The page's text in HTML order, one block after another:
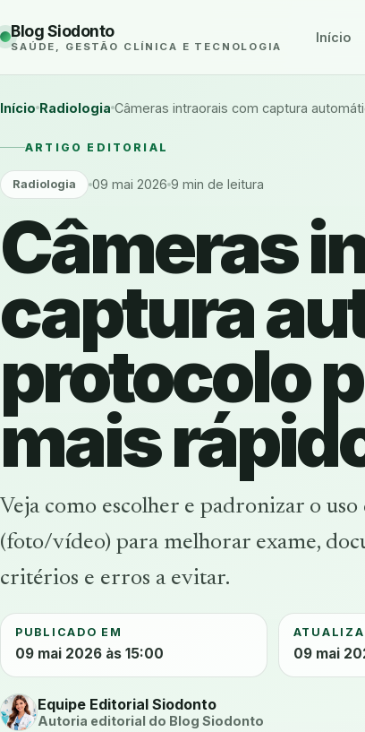
Blog Siodonto
SAÚDE, GESTÃO CLÍNICA E TECNOLOGIA
Início
Início Radiologia Câmeras intraorais com captura
ARTIGO EDITORIAL
Radiologia 09 mai 2026 9 min de leitura
Câmeras
captura
protocolo
mais
Veja como escolher e padronizar o
(foto/vídeo) para melhorar exame,
critérios e erros a evitar.
PUBLICADO EM
09 mai 2026 às 15:00 09 mai
Equipe Editorial Siodonto
Autoria editorial do Blog Siodonto